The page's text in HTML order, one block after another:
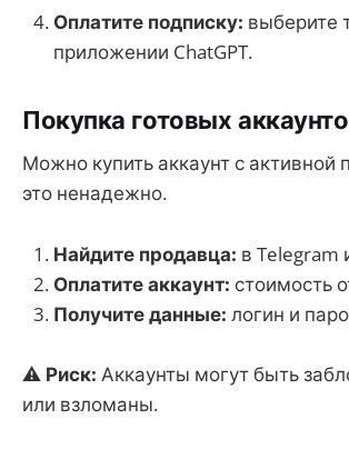
Оплатите подписку: выберите
приложении ChatGPT.
Покупка готовых
Можно купить аккаунт с активной
это ненадежно.
Найдите продавца: в Telegram
Оплатите аккаунт: стоимость
Получите данные: логин и
⚠ Риск: Аккаунты могут быть
или взломаны.